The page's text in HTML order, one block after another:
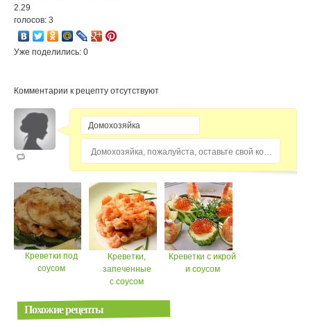
2.29
голосов: 3
Уже поделились: 0
Комментарии к рецепту отсутствуют
Домохозяйка, пожалуйста, оставьте свой комментарий...
Креветки под
соусом
Креветки,
запеченные
с соусом
Креветки с икрой
и соусом
Похожие рецепты